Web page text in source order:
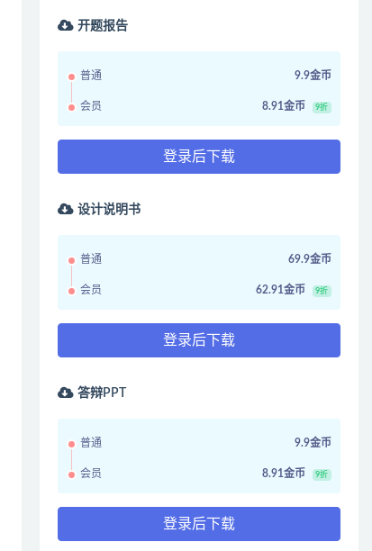
开题报告
普通 9.9金币
会员 8.91金币 9折
登录后下载
设计说明书
普通 69.9金币
会员 62.91金币 9折
登录后下载
答辩PPT
普通 9.9金币
会员 8.91金币 9折
登录后下载